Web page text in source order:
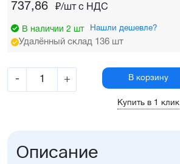
737,86 ₽/шт c НДС
В наличии 2 шт Нашли дешевле?
Удалённый склад 136 шт
- + В корзину
Купить в 1 клик
Описание